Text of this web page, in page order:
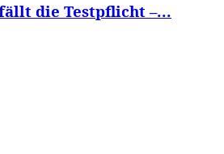
die Testpflicht –...